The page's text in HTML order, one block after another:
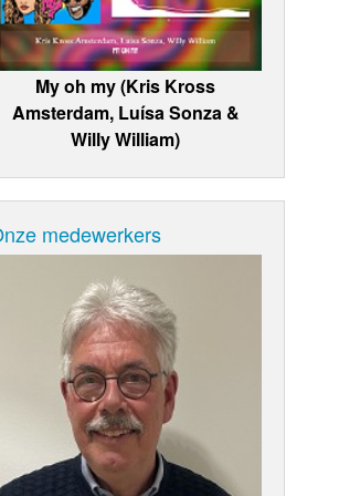
My oh my (Kris Kross
Amsterdam, Luísa Sonza &
Willy William)
medewerkers